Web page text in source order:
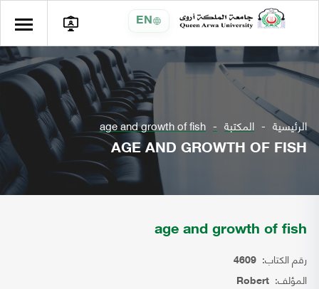
EN
الرئيسية المكتبة age and growth of fish
AGE AND GROWTH OF FISH
age and growth of fish
رقم الكتاب: 4609
المؤلف: Robert